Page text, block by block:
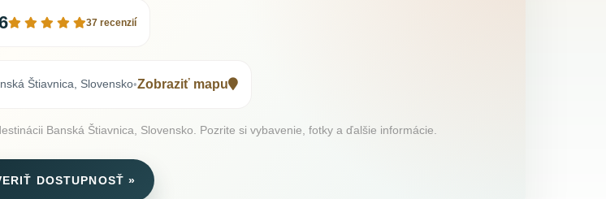
37 recenzií
Štiavnica, Slovensko•Zobraziť mapu
Banská Štiavnica, Slovensko. Pozrite si vybavenie, fotky a ďalšie informácie.
DOSTUPNOSŤ »